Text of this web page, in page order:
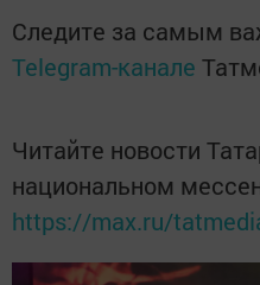
Следите за самым
Telegram-канале
Читайте новости
национальном
https://max.ru/